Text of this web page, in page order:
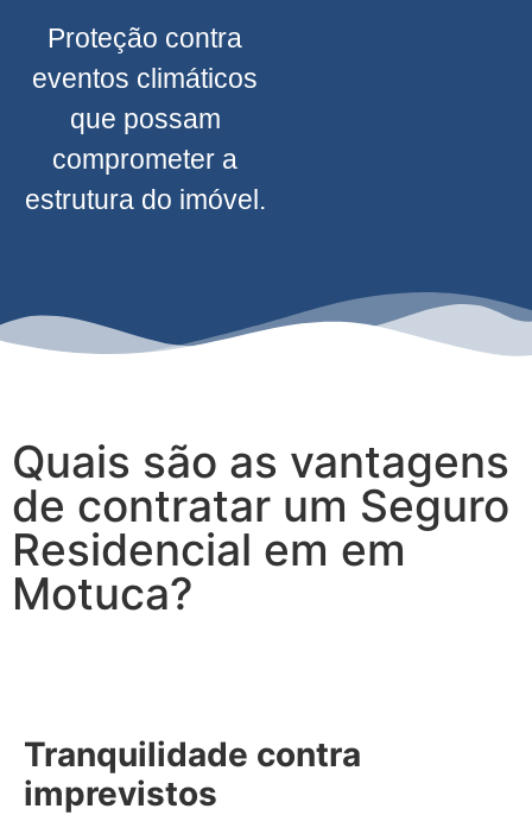
Proteção contra
eventos climáticos
que possam
comprometer a
estrutura do imóvel.
Quais são as vantagens
de contratar um Seguro
Residencial em em
Motuca?
Tranquilidade contra
imprevistos